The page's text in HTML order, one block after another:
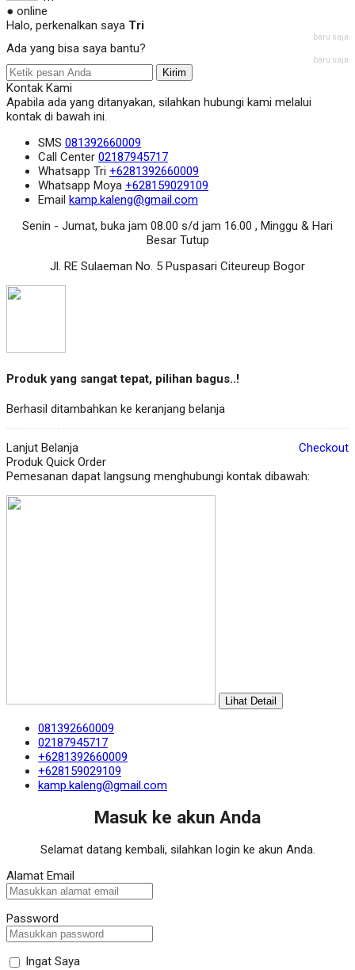
● online
Halo, perkenalkan saya Tri
baru saja
Ada yang bisa saya bantu?
baru saja
Kirim
Kontak Kami
Apabila ada yang ditanyakan, silahkan hubungi kami melalui
kontak di bawah ini.
SMS 081392660009
Call Center 02187945717
Whatsapp Tri +6281392660009
Whatsapp Moya +628159029109
Email kamp.kaleng@gmail.com
Senin - Jumat, buka jam 08.00 s/d jam 16.00 , Minggu & Hari
Besar Tutup
Jl. RE Sulaeman No. 5 Puspasari Citeureup Bogor
Produk yang sangat tepat, pilihan bagus..!
Berhasil ditambahkan ke keranjang belanja
Lanjut Belanja
Checkout
Produk Quick Order
Pemesanan dapat langsung menghubungi kontak dibawah:
Lihat Detail
081392660009
02187945717
+6281392660009
+628159029109
kamp.kaleng@gmail.com
Masuk ke akun Anda
Selamat datang kembali, silahkan login ke akun Anda.
Alamat Email
Password
Ingat Saya